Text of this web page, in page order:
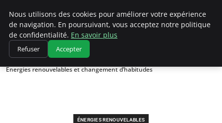
Climatedebtagents
Accueil
Énergies Renouvelables
Énergies renouvelables et changement d’habitudes
ÉNERGIES RENOUVELABLES
Nous utilisons des cookies pour améliorer votre expérience
de navigation. En poursuivant, vous acceptez notre politique
de confidentialité. En savoir plus
Refuser Accepter